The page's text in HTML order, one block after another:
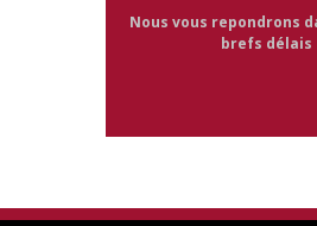
Nous vous repondrons
brefs délais